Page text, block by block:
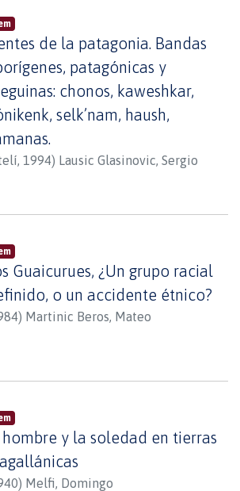
fue instalado en 1924,
en 1936 y finalmente de
en 1949. Este dato coincide con los
avistamientos de indígenas en el
de la patagonia. Bandas
patagónicas y
chonos, kaweshkar,
selk’nam, haush,
, 1994) Lausic Glasinovic, Sergio
Guaicurues, ¿Un grupo racial
o un accidente étnico?
) Martinic Beros, Mateo
hombre y la soledad en tierras
) Melfi, Domingo